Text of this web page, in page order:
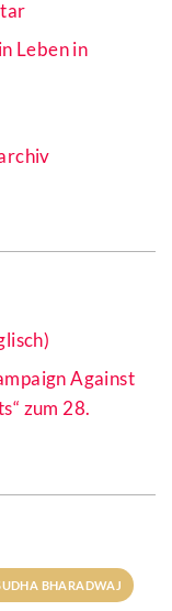
Leben in
Against
zum 28.
BHARADWAJ